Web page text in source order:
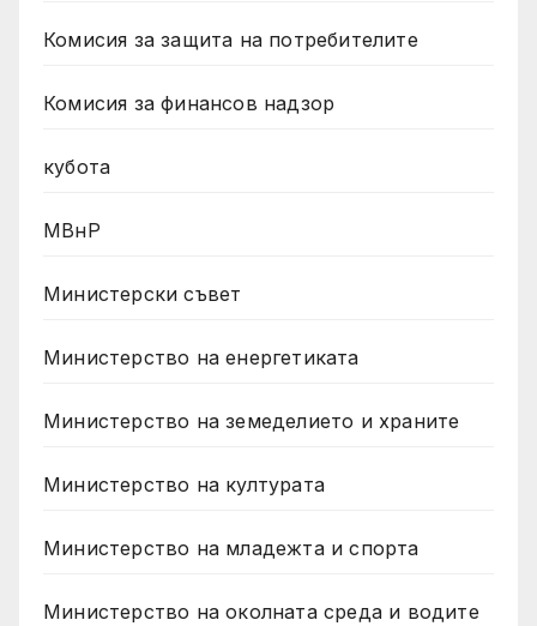
Комисия за защита на потребителите
Комисия за финансов надзор
кубота
МВнР
Министерски съвет
Министерство на енергетиката
Министерство на земеделието и храните
Министерство на културата
Министерство на младежта и спорта
Министерство на околната среда и водите